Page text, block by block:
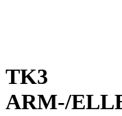
TK3
ARM-/